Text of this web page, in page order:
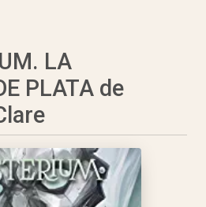
LA
PLATA de